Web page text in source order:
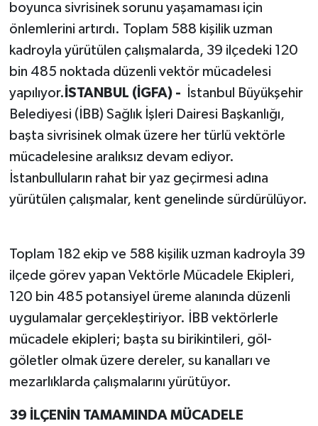
boyunca sivrisinek sorunu yaşamaması için
önlemlerini artırdı. Toplam 588 kişilik uzman
kadroyla yürütülen çalışmalarda, 39 ilçedeki 120
bin 485 noktada düzenli vektör mücadelesi
yapılıyor. İSTANBUL (İGFA) -
İstanbul Büyükşehir
Belediyesi (İBB) Sağlık İşleri Dairesi Başkanlığı,
başta sivrisinek olmak üzere her türlü vektörle
mücadelesine aralıksız devam ediyor.
İstanbulluların rahat bir yaz geçirmesi adına
yürütülen çalışmalar, kent genelinde sürdürülüyor.
Toplam 182 ekip ve 588 kişilik uzman kadroyla 39
ilçede görev yapan Vektörle Mücadele Ekipleri,
120 bin 485 potansiyel üreme alanında düzenli
uygulamalar gerçekleştiriyor. İBB vektörlerle
mücadele ekipleri; başta su birikintileri, göl-
göletler olmak üzere dereler, su kanalları ve
mezarlıklarda çalışmalarını yürütüyor.
39 İLÇENİN TAMAMINDA MÜCADELE